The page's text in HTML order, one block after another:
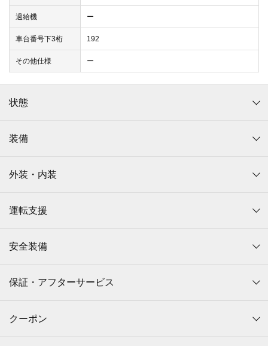
過給機 ー
車台番号下3桁 192
その他仕様 ー
状態
装備
外装・内装
運転支援
安全装備
保証・アフターサービス
クーポン